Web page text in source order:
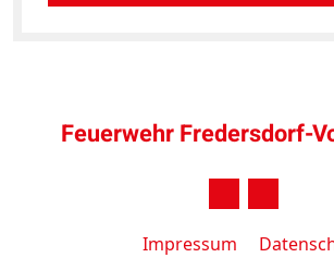
Feuerwehr Fredersdorf-
Impressum